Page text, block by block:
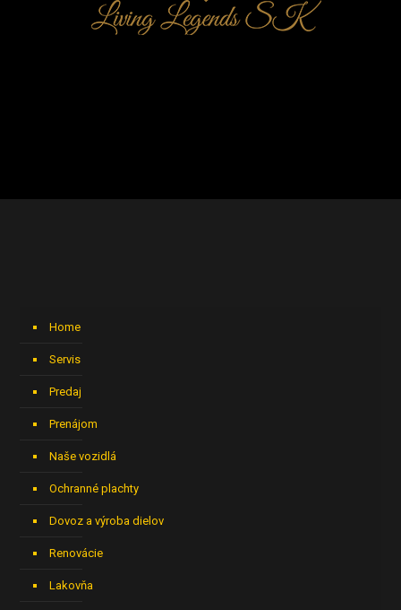
Home
Servis
Predaj
Prenájom
Naše vozidlá
Ochranné plachty
Dovoz a výroba dielov
Renovácie
Lakovňa